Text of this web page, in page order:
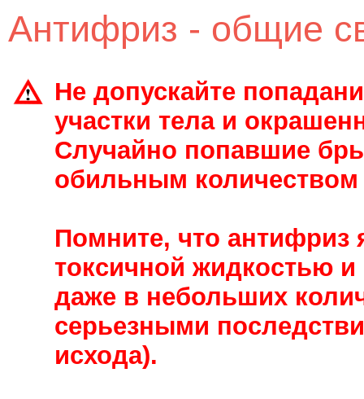
Антифриз - общие
Не допускайте
участки тела и
Случайно попавшие
обильным
Помните, что антифриз
токсичной жидкостью и
даже в небольших
серьезными
исхода).